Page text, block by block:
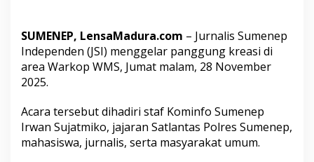
g
U
M
K
i
S
u
m
SUMENEP, LensaMadura.com – Jurnalis Sumenep
Independen (JSI) menggelar panggung kreasi di
area Warkop WMS, Jumat malam, 28 November
2025.
Acara tersebut dihadiri staf Kominfo Sumenep
Irwan Sujatmiko, jajaran Satlantas Polres Sumenep,
mahasiswa, jurnalis, serta masyarakat umum.